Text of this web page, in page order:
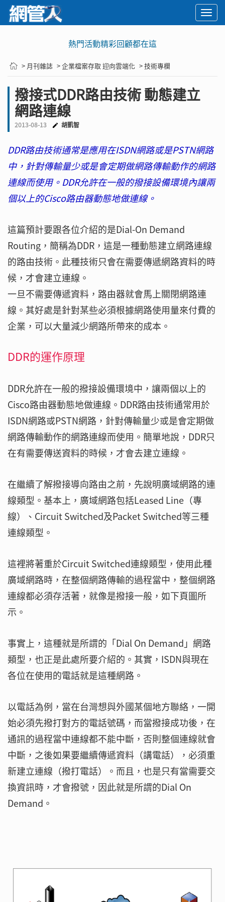
熱門活動精彩回顧都在這
> 月刊雜誌 > 企業檔案存取 迎向雲端化 > 技術專欄
撥接式DDR路由技術 動態建立
網路連線
2013-08-13 胡凱智
DDR路由技術通常是應用在ISDN網路或是PSTN網路
中，針對傳輸量少或是會定期做網路傳輸動作的網路
連線而使用。DDR允許在一般的撥接設備環境內讓兩
個以上的Cisco路由器動態地做連線。
這篇預計要跟各位介紹的是Dial-On Demand
Routing，簡稱為DDR，這是一種動態建立網路連線
的路由技術。此種技術只會在需要傳遞網路資料的時
候，才會建立連線。
一旦不需要傳遞資料，路由器就會馬上關閉網路連
線。其好處是針對某些必須根據網路使用量來付費的
企業，可以大量減少網路所帶來的成本。
DDR的運作原理
DDR允許在一般的撥接設備環境中，讓兩個以上的
Cisco路由器動態地做連線。DDR路由技術通常用於
ISDN網路或PSTN網路，針對傳輸量少或是會定期做
網路傳輸動作的網路連線而使用。簡單地說，DDR只
在有需要傳送資料的時候，才會去建立連線。
在繼續了解撥接導向路由之前，先說明廣域網路的連
線類型。基本上，廣域網路包括Leased Line（專
線）、Circuit Switched及Packet Switched等三種
連線類型。
這裡將著重於Circuit Switched連線類型，使用此種
廣域網路時，在整個網路傳輸的過程當中，整個網路
連線都必須存活著，就像是撥接一般，如下頁圖所
示。
事實上，這種就是所謂的「Dial On Demand」網路
類型，也正是此處所要介紹的。其實，ISDN與現在
各位在使用的電話就是這種網路。
以電話為例，當在台灣想與外國某個地方聯絡，一開
始必須先撥打對方的電話號碼，而當撥接成功後，在
通訊的過程當中連線都不能中斷，否則整個連線就會
中斷，之後如果要繼續傳遞資料（講電話），必須重
新建立連線（撥打電話）。而且，也是只有當需要交
換資訊時，才會撥號，因此就是所謂的Dial On
Demand。